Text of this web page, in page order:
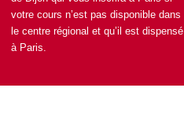
votre cours n’est pas disponible dans
le centre régional et qu’il est dispensé
à Paris.